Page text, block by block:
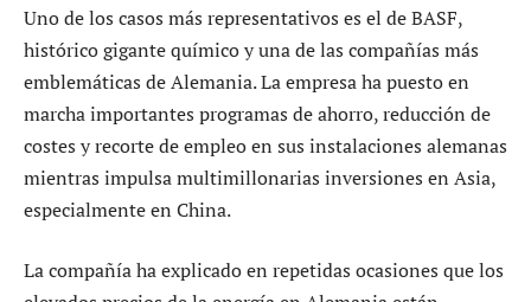
Uno de los casos más representativos es el de BASF,
histórico gigante químico y una de las compañías más
emblemáticas de Alemania. La empresa ha puesto en
marcha importantes programas de ahorro, reducción de
costes y recorte de empleo en sus instalaciones alemanas
mientras impulsa multimillonarias inversiones en Asia,
especialmente en China.
La compañía ha explicado en repetidas ocasiones que los